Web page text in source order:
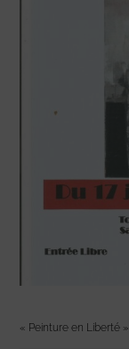
« Peinture en Liberté »